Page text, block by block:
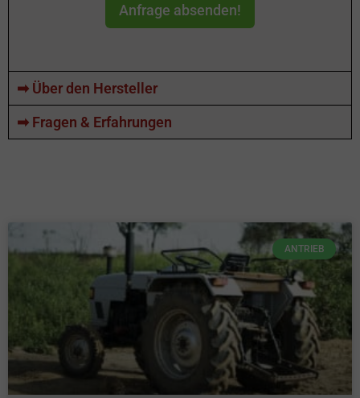
Anfrage absenden!
➡ Über den Hersteller
➡ Fragen & Erfahrungen
ANTRIEB